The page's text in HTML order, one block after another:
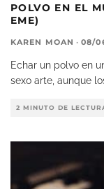
POLVO EN EL
EME)
KAREN MOAN · 08/
Echar un polvo en
sexo arte, aunque
2 MINUTO DE